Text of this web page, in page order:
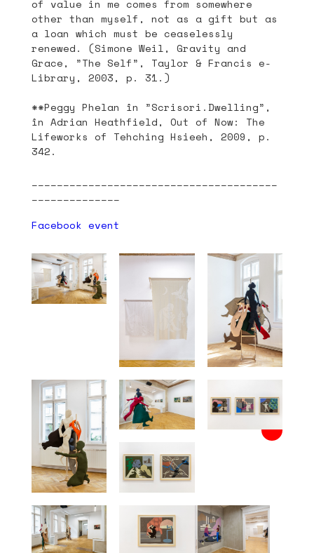
of value in me comes from somewhere
other than myself, not as a gift but as
a loan which must be ceaselessly
renewed. (Simone Weil, Gravity and
Grace, ”The Self”, Taylor & Francis e-
Library, 2003, p. 31.)
**Peggy Phelan în ”Scrisori.Dwelling”,
în Adrian Heathfield, Out of Now: The
Lifeworks of Tehching Hsieeh, 2009, p.
342.
Facebook event